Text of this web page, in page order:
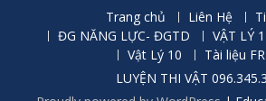
Trang chủ Liên Hệ
ĐG NĂNG LỰC- ĐGTD
VẬT LÝ
Vật Lý 10
Tài liệu
LUYỆN THI VẬT